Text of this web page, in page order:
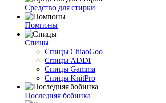
Средство для стирки
Помпоны
Спицы
Спицы ChiaoGoo
Спицы ADDI
Спицы Gamma
Спицы KnitPro
Последняя бобинка